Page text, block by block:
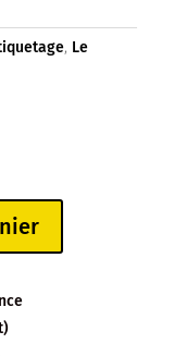
, Le